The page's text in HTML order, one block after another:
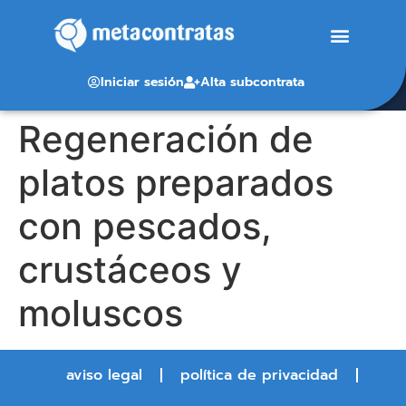
Iniciar sesión Alta subcontrata
Regeneración de
platos preparados
con pescados,
crustáceos y
moluscos
aviso legal política de privacidad